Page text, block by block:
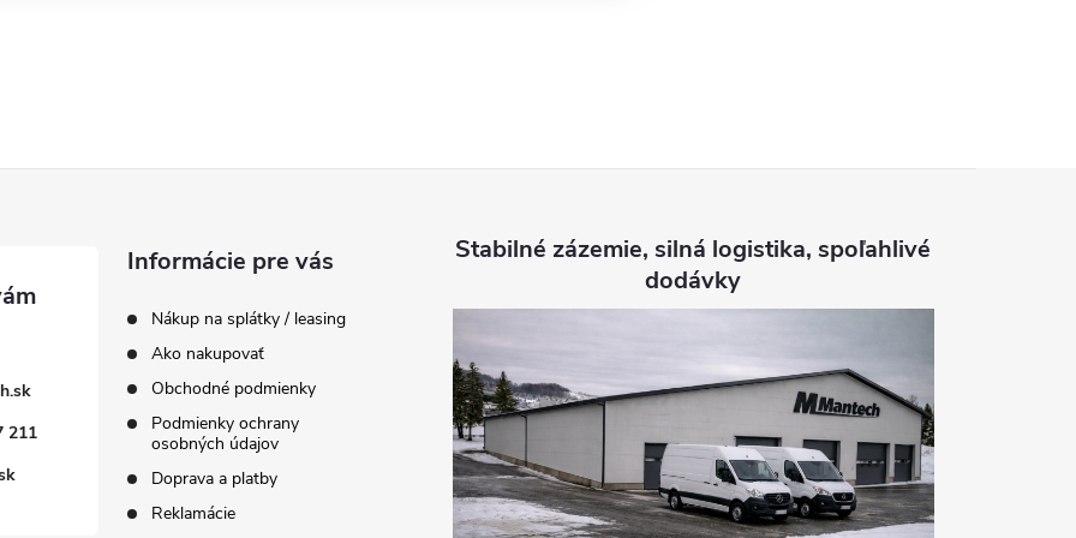
211
Informácie pre vás
Nákup na splátky / leasing
Ako nakupovať
Obchodné podmienky
Podmienky ochrany
osobných údajov
Doprava a platby
Reklamácie
Stabilné zázemie, silná logistika, spoľahlivé
dodávky